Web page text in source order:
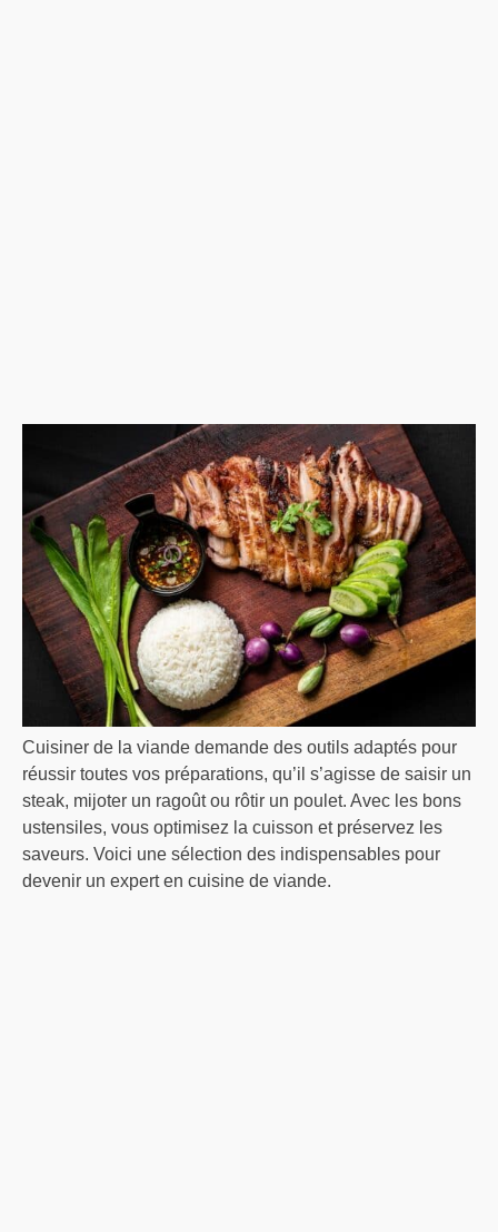
Cuisiner de la viande demande des outils adaptés pour
réussir toutes vos préparations, qu’il s’agisse de saisir un
steak, mijoter un ragoût ou rôtir un poulet. Avec les bons
ustensiles, vous optimisez la cuisson et préservez les
saveurs. Voici une sélection des indispensables pour
devenir un expert en cuisine de viande.